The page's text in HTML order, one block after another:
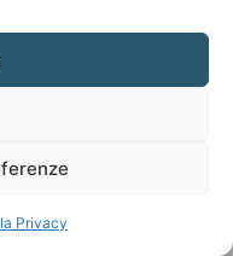
Privacy